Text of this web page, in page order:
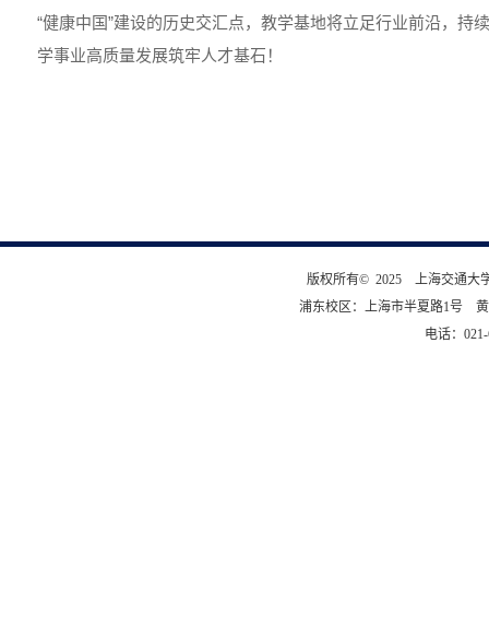
版权所有© 2025 上海交通大
浦东校区：上海市半夏路1号
电话：
“健康中国”建设的历史交汇点，教学基地将立足行业前沿，持
学事业高质量发展筑牢人才基石！